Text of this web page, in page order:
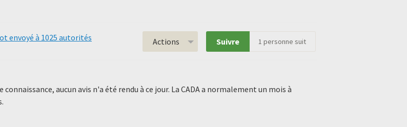
envoyé à 1025 autorités Actions Suivre 1 personne suit
aucun avis n'a été rendu à ce jour. La CADA a normalement un mois à